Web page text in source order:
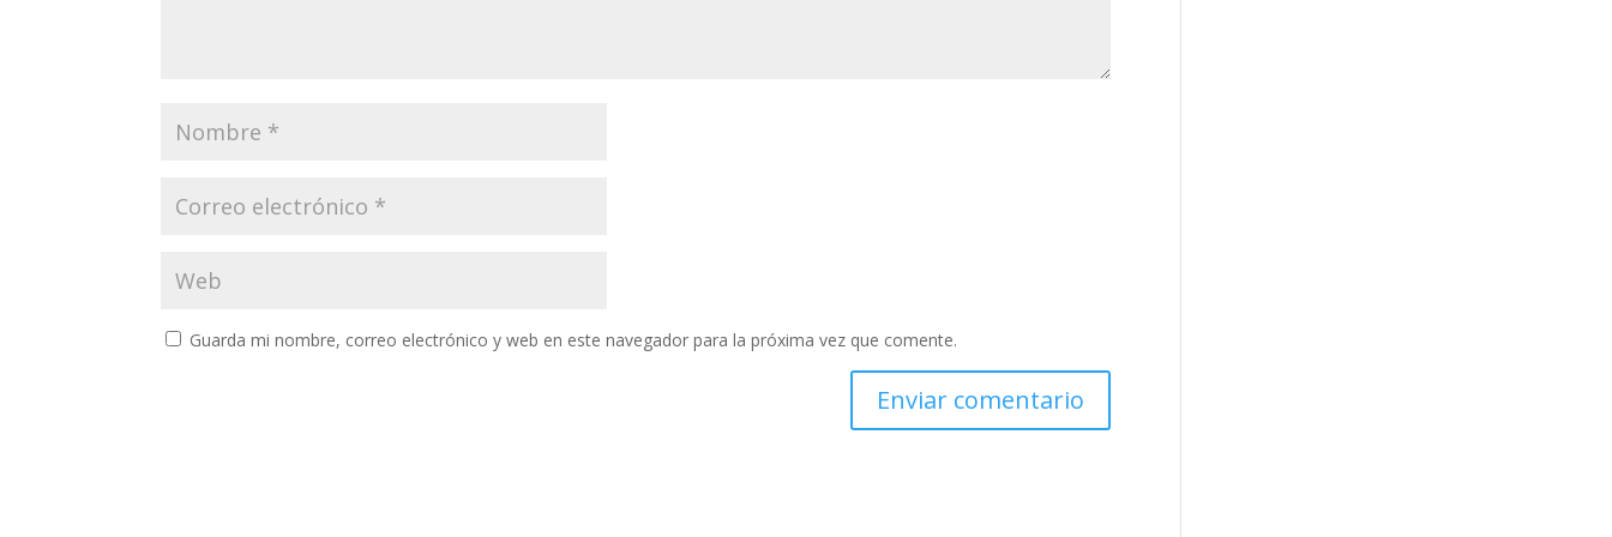
Guarda mi nombre, correo electrónico y web en este navegador para la próxima vez que comente.